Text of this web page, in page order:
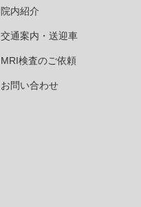
院内紹介
交通案内・送迎車
MRI検査のご依頼
お問い合わせ